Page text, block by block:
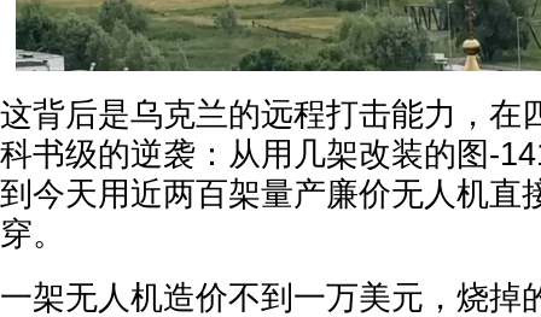
这背后是乌克兰的远程打击能力，在
科书级的逆袭：从用几架改装的图-
到今天用近两百架量产廉价无人机直
穿。
一架无人机造价不到一万美元，烧掉